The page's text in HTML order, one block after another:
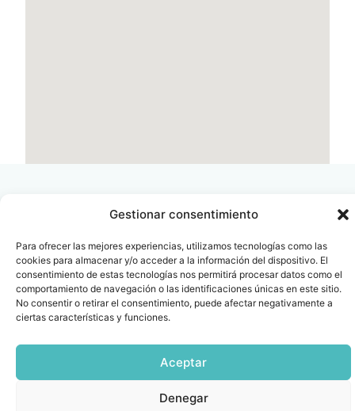
Gestionar consentimiento
Para ofrecer las mejores experiencias, utilizamos tecnologías como las
cookies para almacenar y/o acceder a la información del dispositivo. El
consentimiento de estas tecnologías nos permitirá procesar datos como el
comportamiento de navegación o las identificaciones únicas en este sitio.
No consentir o retirar el consentimiento, puede afectar negativamente a
ciertas características y funciones.
Aceptar
Denegar
Contacto
info@fenin.es
C/ Villanueva, 20 - 1-
28001
Oficina Barcelona
Travesera de Gracia, 56 -
1º, 3ª 08006
932 014 655
de
privacidad
denuncias)